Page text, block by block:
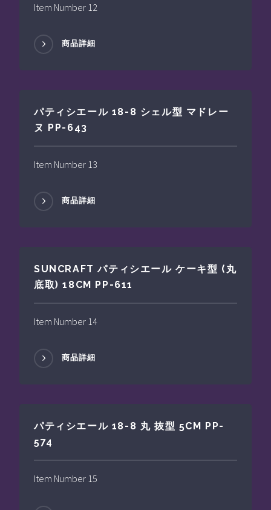
Item Number 12
商品詳細
パティシエール 18-8 シェル型 マドレー
ヌ PP-643
Item Number 13
商品詳細
SUNCRAFT パティシエール ケーキ型 (丸
底取) 18CM PP-611
Item Number 14
商品詳細
パティシエール 18-8 丸 抜型 5CM PP-
574
Item Number 15